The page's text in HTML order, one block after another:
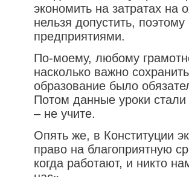
экономить на затратах на
нельзя допустить,
предприятиями.
По-моему, любому
насколько важно
образование было
Потом данные уроки
– не учите.
Опять же, в Конституции
право на благоприятную
когда работают, и никто